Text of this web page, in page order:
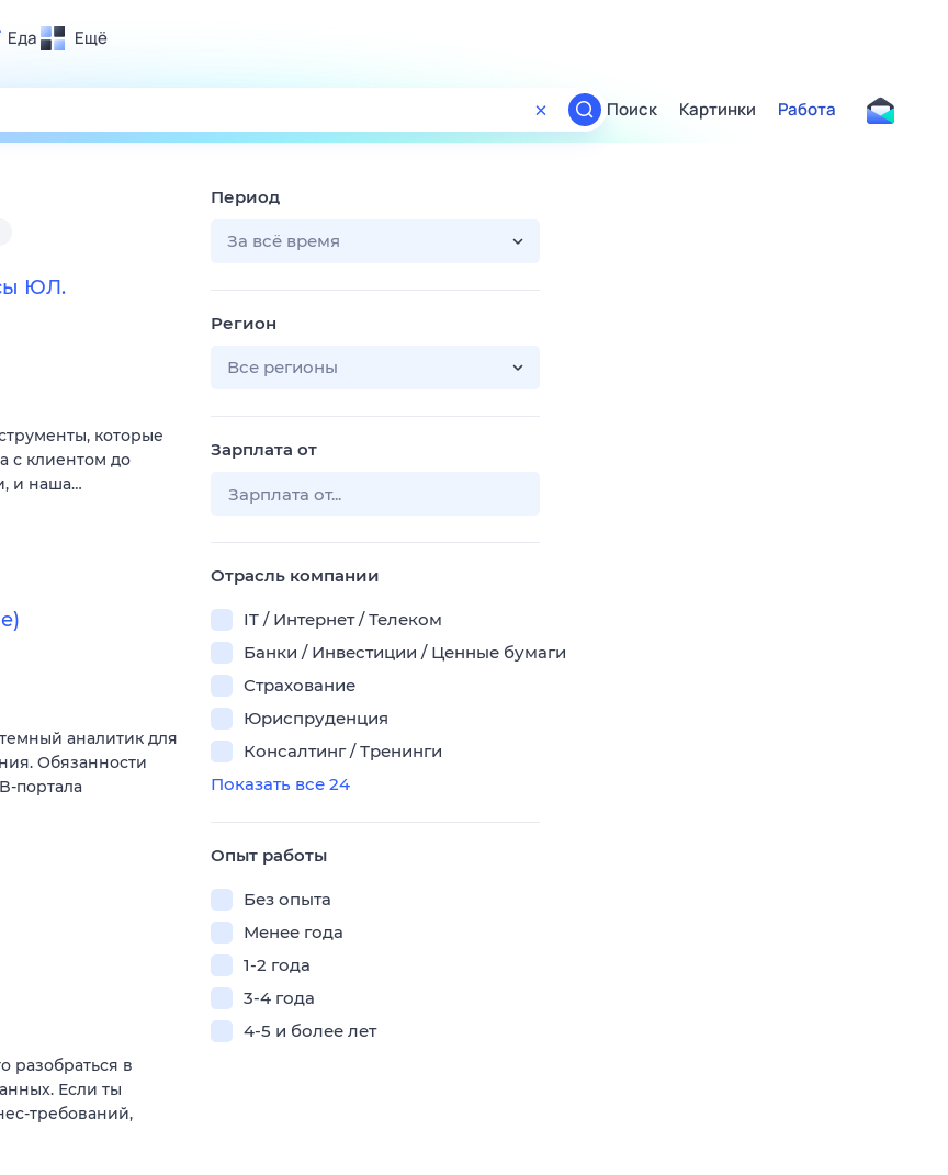
Еда Ещё
Поиск
ТВ-программа
Поиск Картинки Работа
ЮЛ.
которые
с клиентом до
и наша…
аналитик для
Обязанности
портала
разобраться в
Если ты
требований,
Период
За всё время
Регион
Все регионы
Зарплата от
Отрасль компании
IT / Интернет / Телеком
Банки / Инвестиции / Ценные бумаги
Страхование
Юриспруденция
Консалтинг / Тренинги
Показать все 24
Опыт работы
Без опыта
Менее года
1-2 года
3-4 года
4-5 и более лет